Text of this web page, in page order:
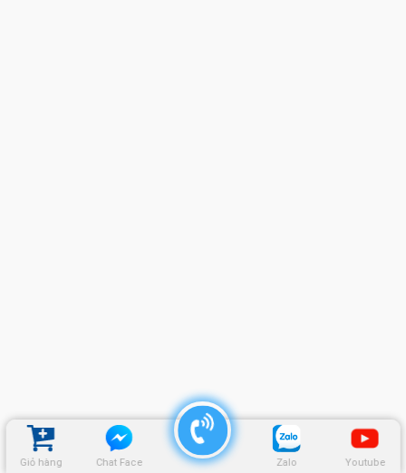
Giỏ hàng Chat Face Zalo Youtube